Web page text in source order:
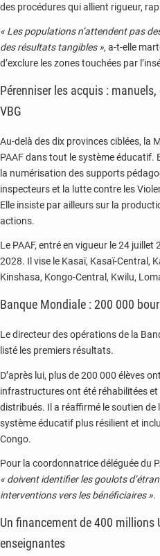
des procédures qui allient rigueur,
« Les populations n’attendent pas
des résultats tangibles », a-t-elle
d’exclure les zones touchées par
Pérenniser les acquis :
VBG
Au-delà des dix provinces ciblées, la
PAAF dans tout le système éducatif.
la numérisation des supports
inspecteurs et la lutte contre les
Elle insiste par ailleurs sur la
actions.
Le PAAF, entré en vigueur le 24
2028. Il vise le Kasaï, Kasaï-Central,
Kinshasa, Kongo-Central, Kwilu,
Banque Mondiale : 200 000
Le directeur des opérations de la
listé les premiers résultats.
D’après lui, plus de 200 000 élèves
infrastructures ont été réhabilitées et
distribués. Il a réaffirmé le soutien
système éducatif plus résilient et
Congo.
Pour la coordonnatrice déléguée du
« doivent identifier les goulots
interventions vers les bénéficiaires ».
Un financement de 400 millions
enseignantes